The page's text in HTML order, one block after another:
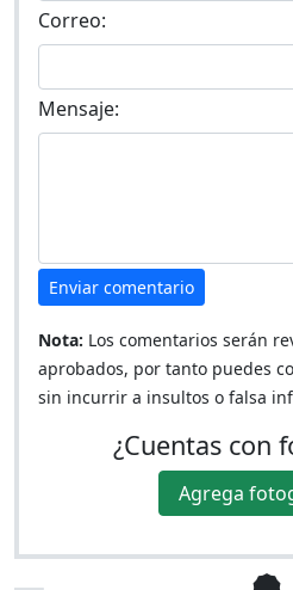
Correo:
Mensaje:
Enviar comentario
Nota: Los comentarios serán
aprobados, por tanto puedes
sin incurrir a insultos o falsa
¿Cuentas con
Agrega